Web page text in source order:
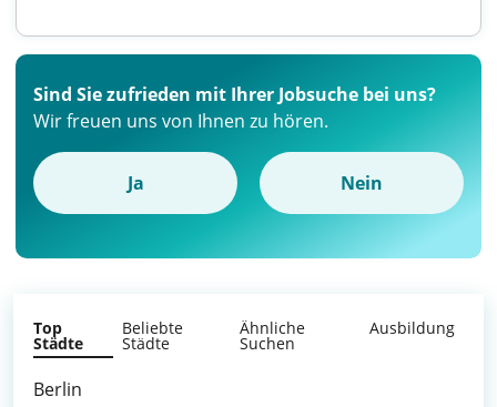
Sind Sie zufrieden mit Ihrer Jobsuche bei uns?
Wir freuen uns von Ihnen zu hören.
Ja Nein
Top
Städte
Beliebte
Städte
Ähnliche
Suchen
Ausbildung
Berlin